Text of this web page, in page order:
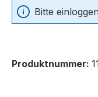
Bitte
Produktnummer: